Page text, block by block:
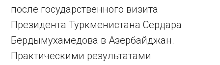
после государственного визита
Президента Туркменистана Сердара
Бердымухамедова в Азербайджан.
Практическими результатами